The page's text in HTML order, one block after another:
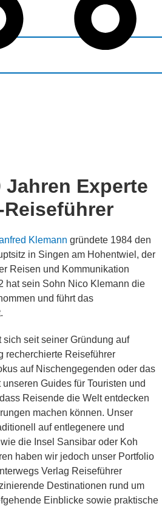
Jahren Experte
Klemann gründete 1984 den
in Singen am Hohentwiel, der
Reisen und Kommunikation
hat sein Sohn Nico Klemann die
und führt das
sich seit seiner Gründung auf
recherchierte Reiseführer
auf Nischengegenden oder das
unseren Guides für Touristen und
Reisende die Welt entdecken
machen können. Unser
auf entlegenere und
die Insel Sansibar oder Koh
haben wir jedoch unser Portfolio
Verlag Reiseführer
Destinationen rund um
Einblicke sowie praktische